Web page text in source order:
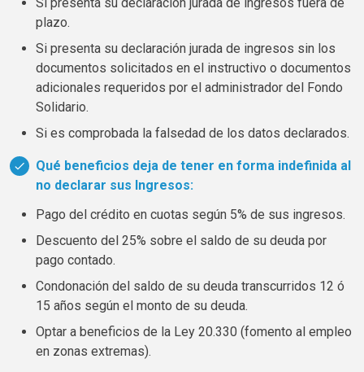
Si presenta su declaración jurada de ingresos fuera de
plazo.
Si presenta su declaración jurada de ingresos sin los
documentos solicitados en el instructivo o documentos
adicionales requeridos por el administrador del Fondo
Solidario.
Si es comprobada la falsedad de los datos declarados.
Qué beneficios deja de tener en forma indefinida al
no declarar sus Ingresos:
Pago del crédito en cuotas según 5% de sus ingresos.
Descuento del 25% sobre el saldo de su deuda por
pago contado.
Condonación del saldo de su deuda transcurridos 12 ó
15 años según el monto de su deuda.
Optar a beneficios de la Ley 20.330 (fomento al empleo
en zonas extremas).